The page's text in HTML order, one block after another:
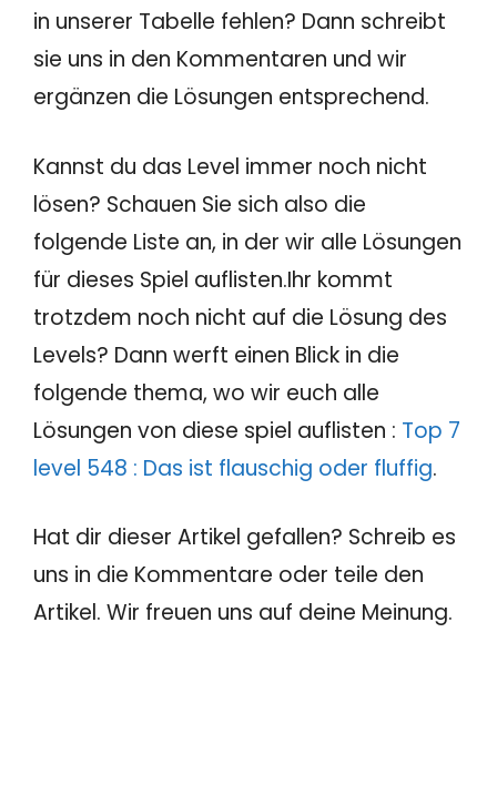
in unserer Tabelle fehlen? Dann schreibt
sie uns in den Kommentaren und wir
ergänzen die Lösungen entsprechend.
Kannst du das Level immer noch nicht
lösen? Schauen Sie sich also die
folgende Liste an, in der wir alle Lösungen
für dieses Spiel auflisten.Ihr kommt
trotzdem noch nicht auf die Lösung des
Levels? Dann werft einen Blick in die
folgende thema, wo wir euch alle
Lösungen von diese spiel auflisten : Top 7
level 548 : Das ist flauschig oder fluffig.
Hat dir dieser Artikel gefallen? Schreib es
uns in die Kommentare oder teile den
Artikel. Wir freuen uns auf deine Meinung.